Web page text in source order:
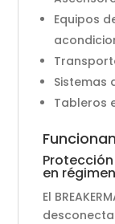
Equipos
Sistemas
Tableros
en
El